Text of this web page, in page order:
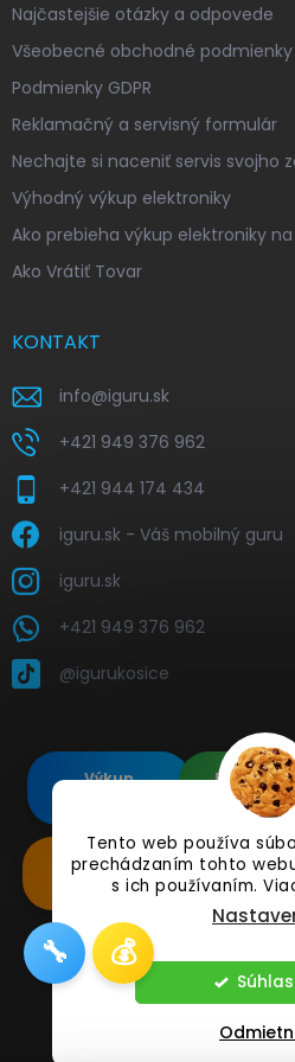
Tento web používa
prechádzaním tohto
s ich používaním.
Najčastejšie otázky a odpovede
Všeobecné obchodné podmienky
Podmienky GDPR
Reklamačný a servisný formulár
Nechajte si naceniť servis svojho
Výhodný výkup elektroniky
Ako prebieha výkup elektroniky na
Ako Vrátiť Tovar
KONTAKT
info@iguru.sk
+421 949 376 962
+421 944 174 434
iguru.sk - Váš mobilný guru
iguru.sk
+421 949 376 962
@igurukosice
Výkup
Apple's
Renovované
Samsung's
Vytvoril
Copyright 2026 iguru.sk.
🔧 💰